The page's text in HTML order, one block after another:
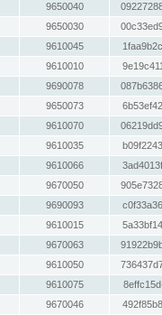
9650040
9650030
9610045
9610010
9690078
9650073
9610070
9610035
9610066
9670050
9690093
9610015
9670063
9610050
9610075
9670046